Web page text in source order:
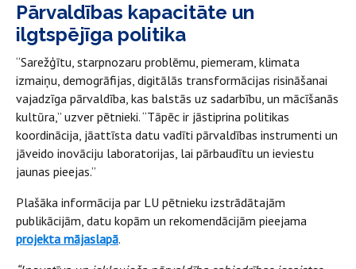
Pārvaldības kapacitāte un
ilgtspējīga politika
“Sarežģītu, starpnozaru problēmu, piemeram, klimata
izmaiņu, demogrāfijas, digitālās transformācijas risināšanai
vajadzīga pārvaldība, kas balstās uz sadarbību, un mācīšanās
kultūra,” uzver pētnieki. “Tāpēc ir jāstiprina politikas
koordinācija, jāattīsta datu vadīti pārvaldības instrumenti un
jāveido inovāciju laboratorijas, lai pārbaudītu un ieviestu
jaunas pieejas.”
Plašāka informācija par LU pētnieku izstrādātajām
publikācijām, datu kopām un rekomendācijām pieejama
projekta mājaslapā.